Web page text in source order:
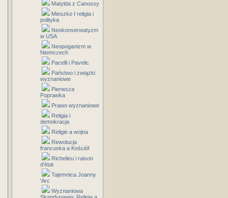
Matylda z Canossy
Mieszko I religia i
polityka
Neokonserwatyzm
w USA
Neopoganizm w
Niemczech
Pacelli i Pavelic
Państwo i związki
wyznaniowe
Pierwsza
Poprawka
Prawo wyznaniowe
Religia i
demokracja
Religie a wojna
Rewolucja
francuska a Kościół
Richelieu i raison
d'état
Tajemnica Joanny
'Arc
Wyznaniowa